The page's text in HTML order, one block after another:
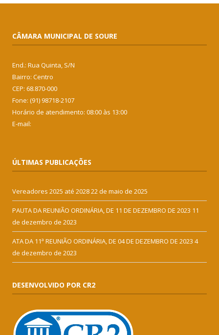
CÂMARA MUNICIPAL DE SOURE
End.: Rua Quinta, S/N
Bairro: Centro
CEP: 68.870-000
Fone: (91) 98718-2107
Horário de atendimento: 08:00 às 13:00
E-mail:
ÚLTIMAS PUBLICAÇÕES
Vereadores 2025 até 202822 de maio de 2025
PAUTA DA REUNIÃO ORDINÁRIA, DE 11 DE DEZEMBRO DE 2023 11
de dezembro de 2023
ATA DA 11ª REUNIÃO ORDINÁRIA, DE 04 DE DEZEMBRO DE 2023 4
de dezembro de 2023
DESENVOLVIDO POR CR2